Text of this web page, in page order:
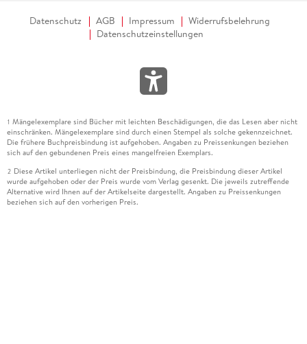
Datenschutz AGB Impressum
Widerrufsbelehrung
Datenschutzeinstellungen
1 Mängelexemplare sind Bücher mit leichten Beschädigungen, die das Lesen aber nicht
einschränken. Mängelexemplare sind durch einen Stempel als solche gekennzeichnet.
Die frühere Buchpreisbindung ist aufgehoben. Angaben zu Preissenkungen beziehen
sich auf den gebundenen Preis eines mangelfreien Exemplars.
2 Diese Artikel unterliegen nicht der Preisbindung, die Preisbindung dieser Artikel
wurde aufgehoben oder der Preis wurde vom Verlag gesenkt. Die jeweils zutreffende
Alternative wird Ihnen auf der Artikelseite dargestellt. Angaben zu Preissenkungen
beziehen sich auf den vorherigen Preis.